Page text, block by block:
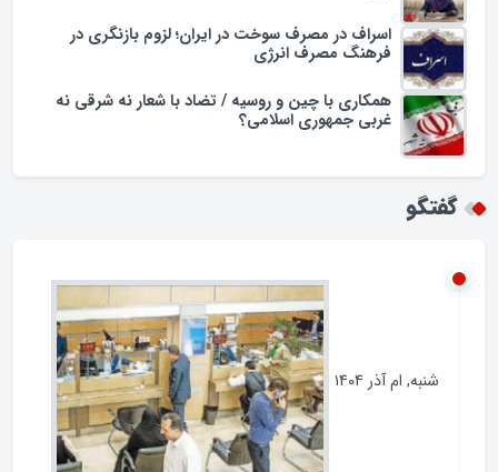
اسراف در مصرف سوخت در ایران؛ لزوم بازنگری در
فرهنگ مصرف انرژی
همکاری با چین و روسیه / تضاد با شعار نه شرقی نه
غربی جمهوری اسلامی؟
ام آذر ۱۴۰۴